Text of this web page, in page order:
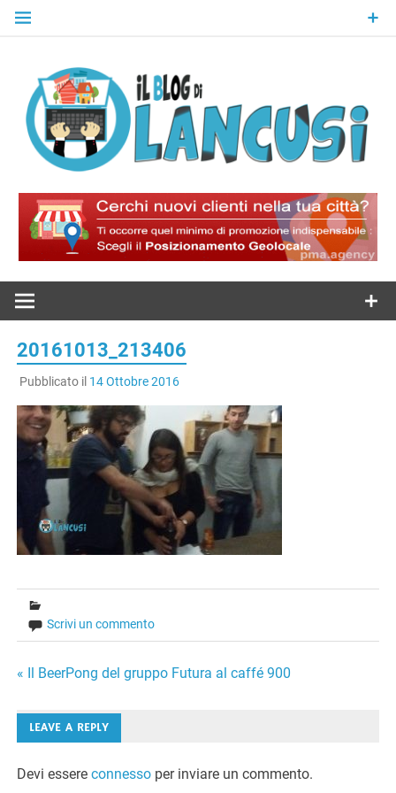
Skip
Il Blog Di
Lancusi
20161013_213406
Pubblicato il 14 Ottobre 2016
Scrivi un commento
Navigazione
articoli
« Il BeerPong del gruppo Futura al caffé 900
LEAVE A REPLY
Devi essereconnesso per inviare un commento.